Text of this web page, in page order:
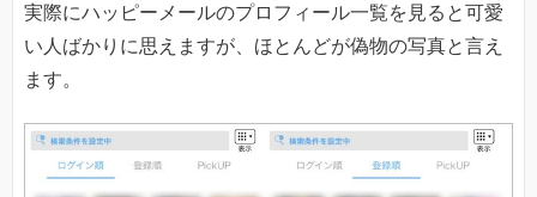
実際にハッピーメールのプロフィール一覧を見ると可愛
い人ばかりに思えますが、ほとんどが偽物の写真と言え
ます。